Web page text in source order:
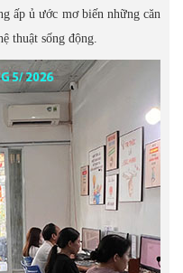
ấp ủ ước mơ biến những căn
thuật sống động.